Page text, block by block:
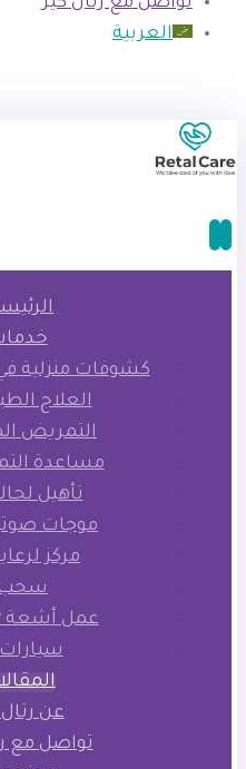
العربية
كشوفات منزلية
العلاج
التمريض
مساعدة
تأهيل
موجات
مركز
سحب
عمل أشعة x-ray بالمنزل
عن رتال
تواصل مع